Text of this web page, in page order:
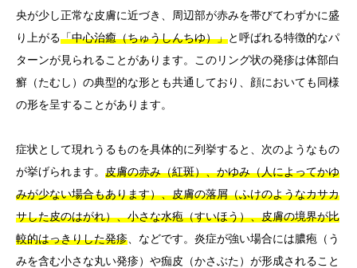
央が少し正常な皮膚に近づき、周辺部が赤みを帯びてわずかに盛
り上がる「中心治癒（ちゅうしんちゆ）」と呼ばれる特徴的なパ
ターンが見られることがあります。このリング状の発疹は体部白
癬（たむし）の典型的な形とも共通しており、顔においても同様
の形を呈することがあります。
症状として現れうるものを具体的に列挙すると、次のようなもの
が挙げられます。 皮膚の赤み（紅斑）、かゆみ（人によってかゆ
みが少ない場合もあります）、皮膚の落屑（ふけのようなカサカ
サした皮のはがれ）、小さな水疱（すいほう）、皮膚の境界が比
較的はっきりした発疹 、などです。炎症が強い場合には膿疱（う
みを含む小さな丸い発疹）や痂皮（かさぶた）が形成されること